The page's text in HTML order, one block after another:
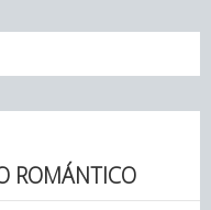
ROMÁNTICO